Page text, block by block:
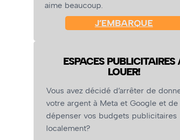
aime beaucoup.
J’EMBARQUE
ESPACES PUBLICITAIRES
LOUER!
Vous avez décidé d’arrêter de
votre argent à Meta et Google et de
dépenser vos budgets publicitaires
localement?